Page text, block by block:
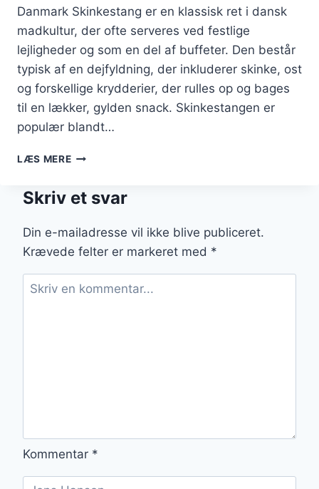
Danmark Skinkestang er en klassisk ret i dansk
madkultur, der ofte serveres ved festlige
lejligheder og som en del af buffeter. Den består
typisk af en dejfyldning, der inkluderer skinke, ost
og forskellige krydderier, der rulles op og bages
til en lækker, gylden snack. Skinkestangen er
populær blandt…
LÆS MERESKINKESTANG
OG
Skriv et svar
Din e-mailadresse vil ikke blive publiceret.
Krævede felter er markeret med *
Kommentar *